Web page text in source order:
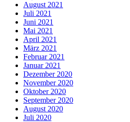
August 2021
Juli 2021
Juni 2021
Mai 2021
April 2021
März 2021
Februar 2021
Januar 2021
Dezember 2020
November 2020
Oktober 2020
September 2020
August 2020
Juli 2020